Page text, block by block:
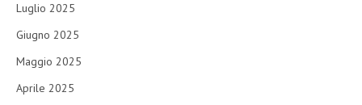
Luglio 2025
Giugno 2025
Maggio 2025
Aprile 2025